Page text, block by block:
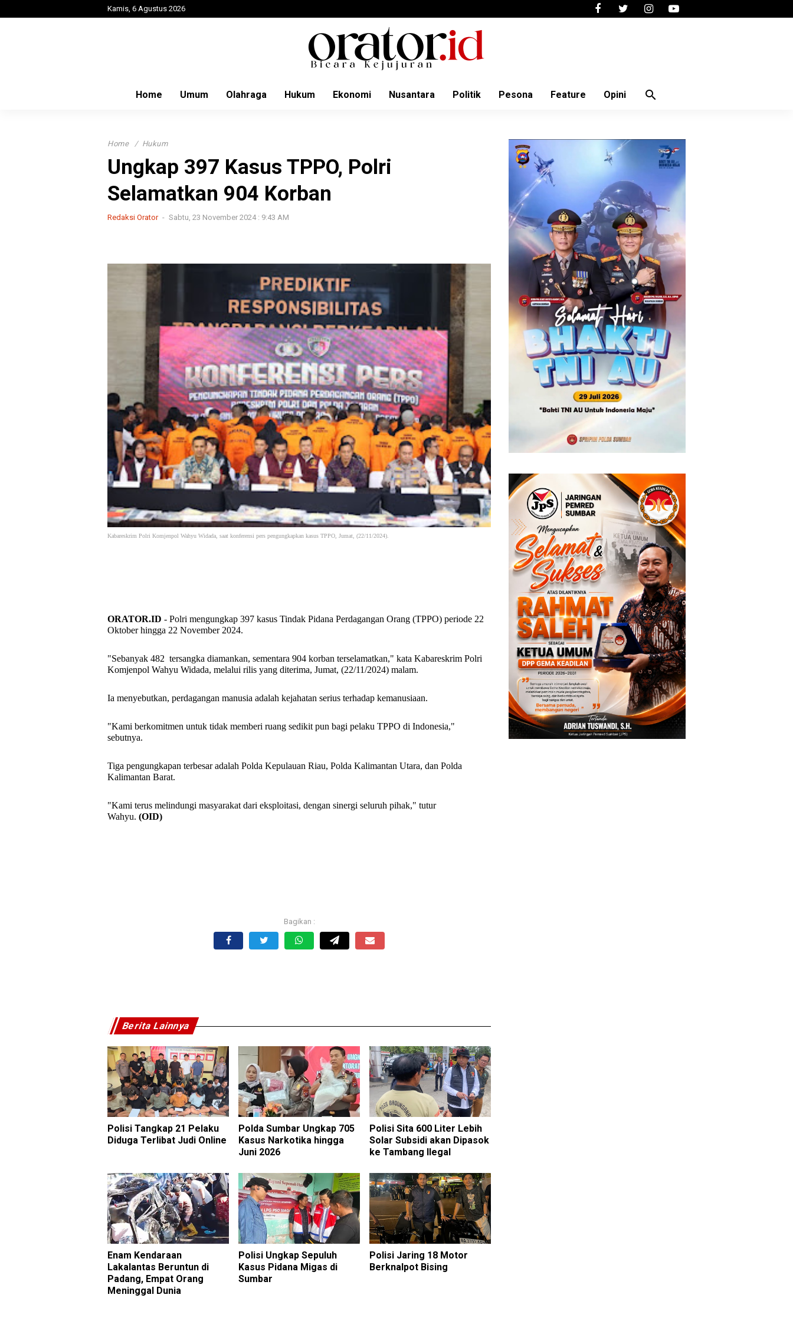
Kamis, 6 Agustus 2026
Home Umum Olahraga Hukum Ekonomi Nusantara Politik Pesona Feature Opini search
Home Hukum
Ungkap 397 Kasus TPPO, Polri
Selamatkan 904 Korban
Redaksi Orator Sabtu, 23 November 2024 : 9:43 AM
Kabareskrim Polri Komjenpol Wahyu Widada, saat konferensi pers pengungkapkan kasus TPPO, Jumat, (22/11/2024).
ORATOR.ID - Polri mengungkap 397 kasus Tindak Pidana Perdagangan Orang (TPPO) periode 22
Oktober hingga 22 November 2024.
"Sebanyak 482 tersangka diamankan, sementara 904 korban terselamatkan," kata Kabareskrim Polri
Komjenpol Wahyu Widada, melalui rilis yang diterima, Jumat, (22/11/2024) malam.
Ia menyebutkan, perdagangan manusia adalah kejahatan serius terhadap kemanusiaan.
"Kami berkomitmen untuk tidak memberi ruang sedikit pun bagi pelaku TPPO di Indonesia,"
sebutnya.
Tiga pengungkapan terbesar adalah Polda Kepulauan Riau, Polda Kalimantan Utara, dan Polda
Kalimantan Barat.
"Kami terus melindungi masyarakat dari eksploitasi, dengan sinergi seluruh pihak," tutur
Wahyu. (OID)
Berita Lainnya
Polisi Tangkap 21 Pelaku
Diduga Terlibat Judi Online
Polda Sumbar Ungkap 705
Kasus Narkotika hingga
Juni 2026
Polisi Sita 600 Liter Lebih
Solar Subsidi akan Dipasok
ke Tambang Ilegal
Enam Kendaraan
Lakalantas Beruntun di
Padang, Empat Orang
Meninggal Dunia
Polisi Ungkap Sepuluh
Kasus Pidana Migas di
Sumbar
Polisi Jaring 18 Motor
Berknalpot Bising